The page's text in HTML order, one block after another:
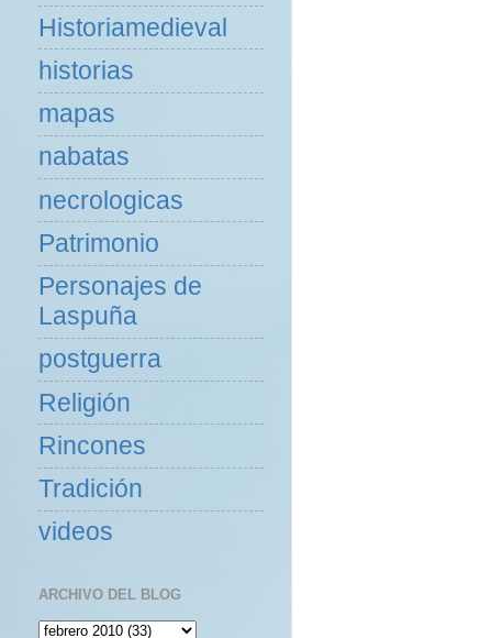
Historiamedieval
historias
mapas
nabatas
necrologicas
Patrimonio
Personajes de
Laspuña
postguerra
Religión
Rincones
Tradición
videos
ARCHIVO DEL BLOG